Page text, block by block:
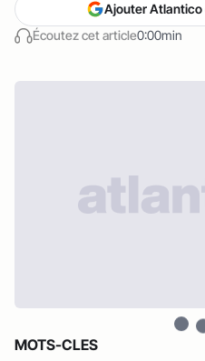
Écoutez cet article0:00min
Ajouter Atlantico
MOTS-CLES